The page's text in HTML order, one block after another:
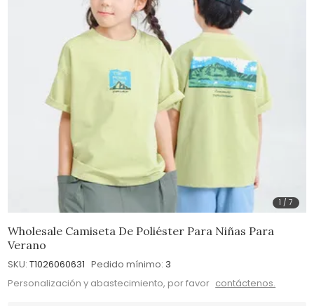
1 /7
Wholesale Camiseta De Poliéster Para Niñas Para
Verano
SKU: T1026060631 Pedido mínimo: 3
Personalización y abastecimiento, por favor contáctenos.